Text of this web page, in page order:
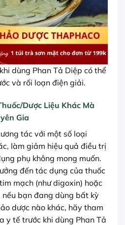
dùng Phan Tả Diệp có thể
và rối loạn điện giải.
Dược Liệu Khác Mà
Gia
tác với một số loại
làm giảm hiệu quả điều trị
phụ không mong muốn.
đến tác dụng của thuốc
mạch (như digoxin) hoặc
bạn đang dùng bất kỳ
dược nào khác, hãy tham
y tế trước khi dùng Phan Tả